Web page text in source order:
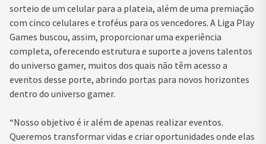
sorteio de um celular para a plateia, além de uma premiação
com cinco celulares e troféus para os vencedores. A Liga Play
Games buscou, assim, proporcionar uma experiência
completa, oferecendo estrutura e suporte a jovens talentos
do universo gamer, muitos dos quais não têm acesso a
eventos desse porte, abrindo portas para novos horizontes
dentro do universo gamer.
“Nosso objetivo é ir além de apenas realizar eventos.
Queremos transformar vidas e criar oportunidades onde elas